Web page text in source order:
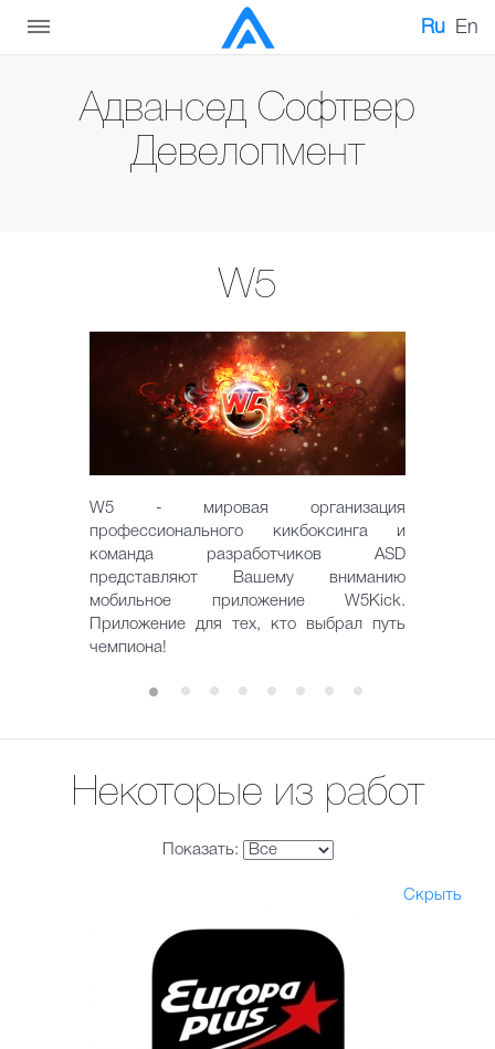
Ru En
Адвансед Софтвер
Девелопмент
W5
W5 - мировая организация
профессионального кикбоксинга и
команда разработчиков ASD
представляют Вашему вниманию
мобильное приложение W5Kick.
Приложение для тех, кто выбрал путь
чемпиона!
Некоторые из работ
Показать:
Скрыть